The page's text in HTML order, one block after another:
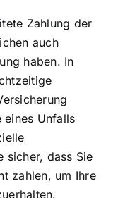
Zahlung der
auch
haben. In
eines Unfalls
sicher, dass Sie
zahlen, um Ihre